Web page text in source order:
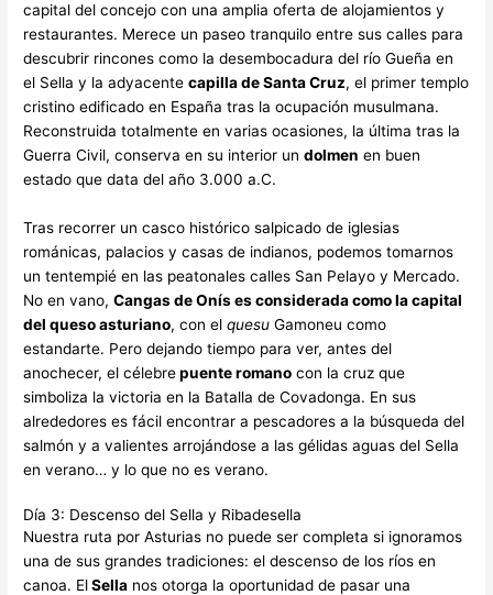
capital del concejo con una amplia oferta de alojamientos y
restaurantes. Merece un paseo tranquilo entre sus calles para
descubrir rincones como la desembocadura del río Gueña en
el Sella y la adyacentecapilla de Santa Cruz, el primer templo
cristino edificado en España tras la ocupación musulmana.
Reconstruida totalmente en varias ocasiones, la última tras la
Guerra Civil, conserva en su interior undolmen en buen
estado que data del año 3.000 a.C.
Tras recorrer un casco histórico salpicado de iglesias
románicas, palacios y casas de indianos, podemos tomarnos
un tentempié en las peatonales calles San Pelayo y Mercado.
No en vano,Cangas de Onís es considerada como la capital
del queso asturiano, con elquesu Gamoneu como
estandarte. Pero dejando tiempo para ver, antes del
anochecer, el célebrepuente romano con la cruz que
simboliza la victoria en la Batalla de Covadonga. En sus
alrededores es fácil encontrar a pescadores a la búsqueda del
salmón y a valientes arrojándose a las gélidas aguas del Sella
en verano… y lo que no es verano.
Día 3: Descenso del Sella y Ribadesella
Nuestra ruta por Asturias no puede ser completa si ignoramos
una de sus grandes tradiciones: el descenso de los ríos en
canoa. ElSella nos otorga la oportunidad de pasar una